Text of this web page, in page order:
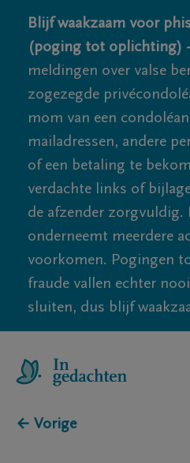
Blijf waakzaam voor
(poging tot oplichting) -
meldingen over valse
zogezegde
mom van een
mailadressen, andere
of een betaling te
verdachte links of
de afzender zorgvuldig.
onderneemt meerdere
voorkomen. Pogingen
fraude vallen echter
sluiten, dus blijf
← Vorige